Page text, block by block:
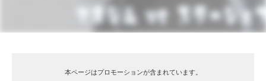
本ページはプロモーションが含まれています。